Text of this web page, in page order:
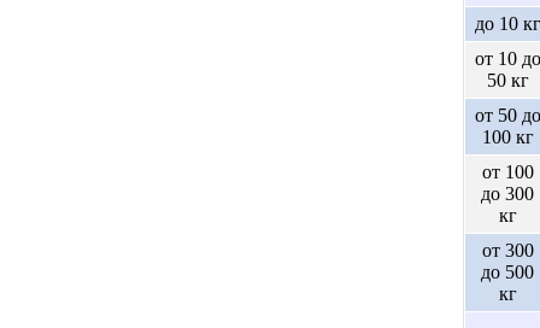
до 10 кг
от 10 до
50 кг
от 50 до
100 кг
от 100
до 300
кг
от 300
до 500
кг